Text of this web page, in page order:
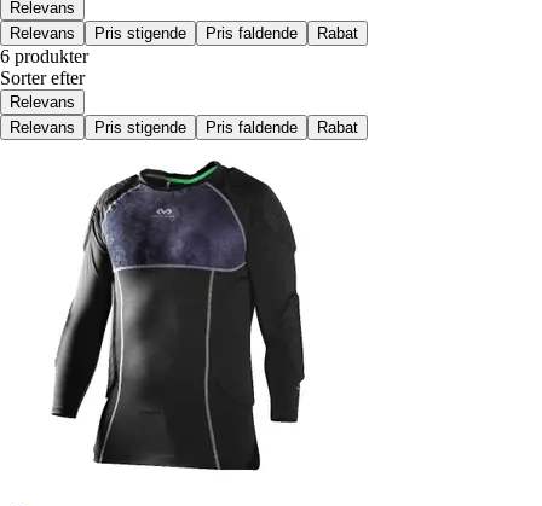
Relevans
Relevans
Pris stigende Pris faldende Rabat
6 produkter
Sorter efter
Relevans
Relevans
Pris stigende Pris faldende Rabat